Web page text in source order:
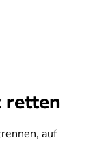
retten
auf